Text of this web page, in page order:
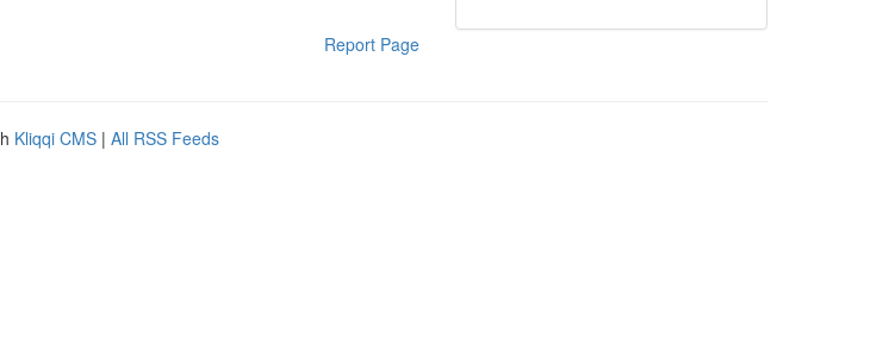
Report Page
Kliqqi CMS | All RSS Feeds